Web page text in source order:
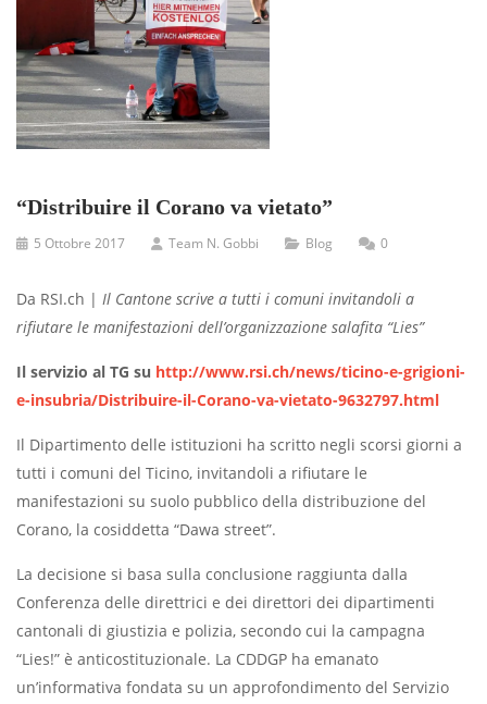
“Distribuire il Corano va vietato”
5 Ottobre 2017 Team N. Gobbi Blog 0
Da RSI.ch | Il Cantone scrive a tutti i comuni invitandoli a
rifiutare le manifestazioni dell’organizzazione salafita “Lies”
Il servizio al TG su http://www.rsi.ch/news/ticino-e-grigioni-
e-insubria/Distribuire-il-Corano-va-vietato-9632797.html
Il Dipartimento delle istituzioni ha scritto negli scorsi giorni a
tutti i comuni del Ticino, invitandoli a rifiutare le
manifestazioni su suolo pubblico della distribuzione del
Corano, la cosiddetta “Dawa street”.
La decisione si basa sulla conclusione raggiunta dalla
Conferenza delle direttrici e dei direttori dei dipartimenti
cantonali di giustizia e polizia, secondo cui la campagna
“Lies!” è anticostituzionale. La CDDGP ha emanato
un’informativa fondata su un approfondimento del Servizio